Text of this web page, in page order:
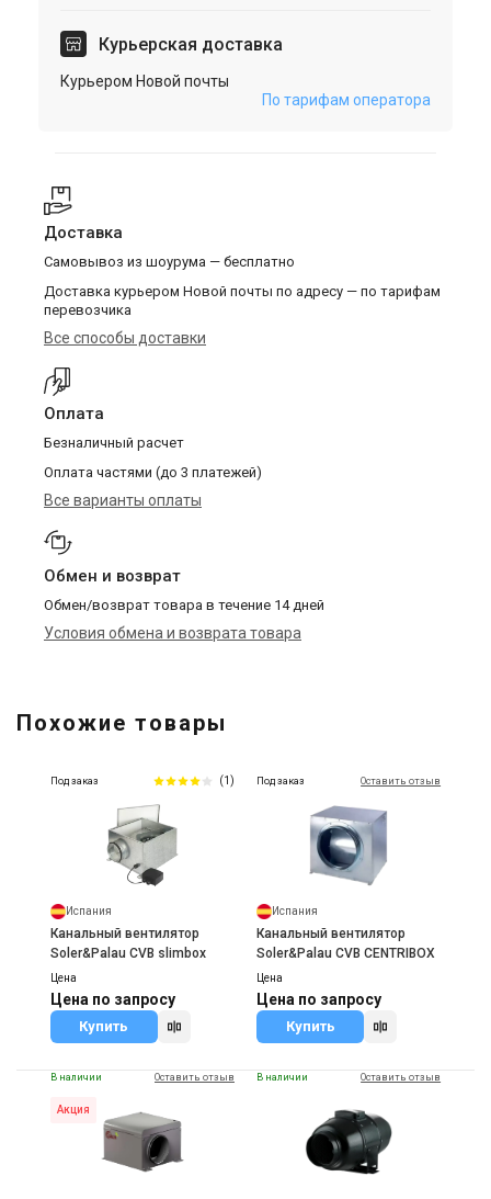
Курьерская доставка
Курьером Новой почты
По тарифам оператора
Доставка
Самовывоз из шоурума — бесплатно
Доставка курьером Новой почты по адресу — по тарифам
перевозчика
Все способы доставки
Оплата
Безналичный расчет
Оплата частями (до 3 платежей)
Все варианты оплаты
Обмен и возврат
Обмен/возврат товара в течение 14 дней
Условия обмена и возврата товара
Похожие товары
Под заказ (1)
Испания
Канальный вентилятор
Soler&Palau CVB slimbox
Цена
Цена по запросу
Купить
Под заказ Оставить отзыв
Испания
Канальный вентилятор
Soler&Palau CVB CENTRIBOX
Цена
Цена по запросу
Купить
В наличии Оставить отзыв
Акция
В наличии Оставить отзыв